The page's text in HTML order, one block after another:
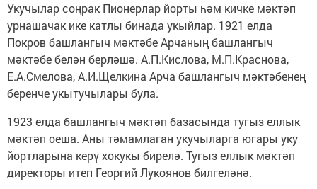
Укучылар соңрак Пионерлар йорты һәм кичке мәктәп
урнашачак ике катлы бинада укыйлар. 1921 елда
Покров башлангыч мәктәбе Арчаның башлангыч
мәктәбе белән берләшә. А.П.Кислова, М.П.Краснова,
Е.А.Смелова, А.И.Щелкина Арча башлангыч мәктәбенең
беренче укытучылары була.
1923 елда башлангыч мәктәп базасында тугыз еллык
мәктәп оеша. Аны тәмамлаган укучыларга югары уку
йортларына керү хокукы бирелә. Тугыз еллык мәктәп
директоры итеп Георгий Лукоянов билгеләнә.